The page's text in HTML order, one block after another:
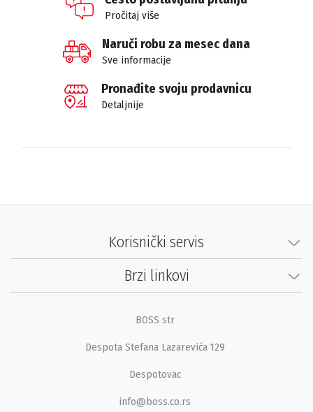
Pročitaj više
Naruči robu za mesec dana
Sve informacije
Pronađite svoju prodavnicu
Detaljnije
Korisnički servis
Brzi linkovi
BOSS str
Despota Stefana Lazarevića 129
Despotovac
info@boss.co.rs